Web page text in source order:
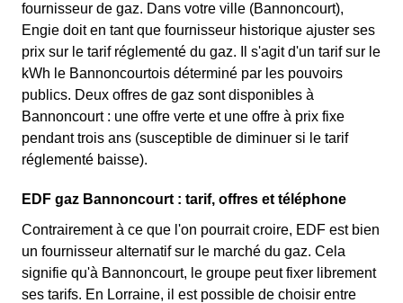
fournisseur de gaz. Dans votre ville (Bannoncourt),
Engie doit en tant que fournisseur historique ajuster ses
prix sur le tarif réglementé du gaz. Il s'agit d'un tarif sur le
kWh le Bannoncourtois déterminé par les pouvoirs
publics. Deux offres de gaz sont disponibles à
Bannoncourt : une offre verte et une offre à prix fixe
pendant trois ans (susceptible de diminuer si le tarif
réglementé baisse).
EDF gaz Bannoncourt : tarif, offres et téléphone
Contrairement à ce que l'on pourrait croire, EDF est bien
un fournisseur alternatif sur le marché du gaz. Cela
signifie qu'à Bannoncourt, le groupe peut fixer librement
ses tarifs. En Lorraine, il est possible de choisir entre